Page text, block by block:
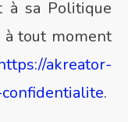
à sa Politique
à tout moment
akreator-
.